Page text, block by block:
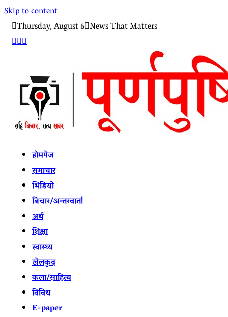
Skip to content
Thursday, August 6 News That Matters
होमपेज
समाचार
भिडियो
बिचार/अन्तरवार्ता
अर्थ
शिक्षा
स्वास्थ्य
खेलकुद
कला/साहित्य
विविध
E-paper